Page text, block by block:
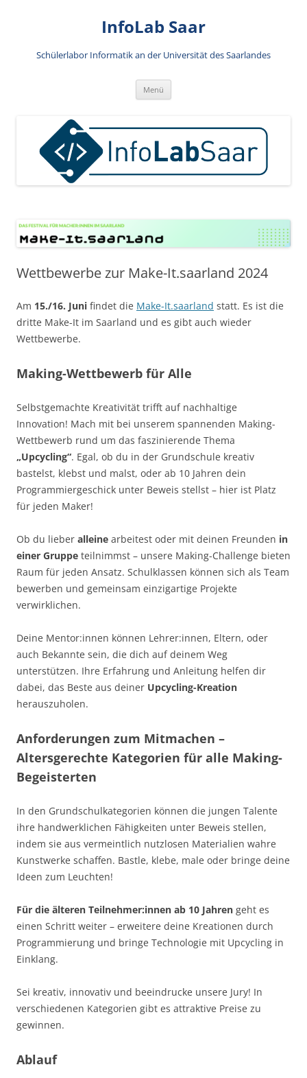
InfoLab Saar
Schülerlabor Informatik an der Universität des Saarlandes
Menü
Wettbewerbe zur Make-It.saarland 2024
Am 15./16. Juni findet die Make-It.saarland statt. Es ist die
dritte Make-It im Saarland und es gibt auch wieder
Wettbewerbe.
Making-Wettbewerb für Alle
Selbstgemachte Kreativität trifft auf nachhaltige
Innovation! Mach mit bei unserem spannenden Making-
Wettbewerb rund um das faszinierende Thema
„Upcycling“. Egal, ob du in der Grundschule kreativ
bastelst, klebst und malst, oder ab 10 Jahren dein
Programmiergeschick unter Beweis stellst – hier ist Platz
für jeden Maker!
Ob du lieber alleine arbeitest oder mit deinen Freunden in
einer Gruppe teilnimmst – unsere Making-Challenge bieten
Raum für jeden Ansatz. Schulklassen können sich als Team
bewerben und gemeinsam einzigartige Projekte
verwirklichen.
Deine Mentor:innen können Lehrer:innen, Eltern, oder
auch Bekannte sein, die dich auf deinem Weg
unterstützen. Ihre Erfahrung und Anleitung helfen dir
dabei, das Beste aus deiner Upcycling-Kreation
herauszuholen.
Anforderungen zum Mitmachen –
Altersgerechte Kategorien für alle Making-
Begeisterten
In den Grundschulkategorien können die jungen Talente
ihre handwerklichen Fähigkeiten unter Beweis stellen,
indem sie aus vermeintlich nutzlosen Materialien wahre
Kunstwerke schaffen. Bastle, klebe, male oder bringe deine
Ideen zum Leuchten!
Für die älteren Teilnehmer:innen ab 10 Jahren geht es
einen Schritt weiter – erweitere deine Kreationen durch
Programmierung und bringe Technologie mit Upcycling in
Einklang.
Sei kreativ, innovativ und beeindrucke unsere Jury! In
verschiedenen Kategorien gibt es attraktive Preise zu
gewinnen.
Ablauf